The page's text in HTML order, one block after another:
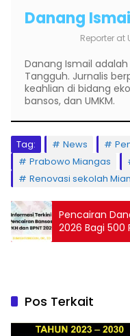
Danang
Reporter at
Danang Ismail adalah
Tangguh. Jurnalis
keahlian di bidang
bansos, dan UMKM.
Tag: News
Prabowo Miangas
Renovasi sekolah
Pencairan
2026 Bagi 500
Dimulai
Pos Terkait